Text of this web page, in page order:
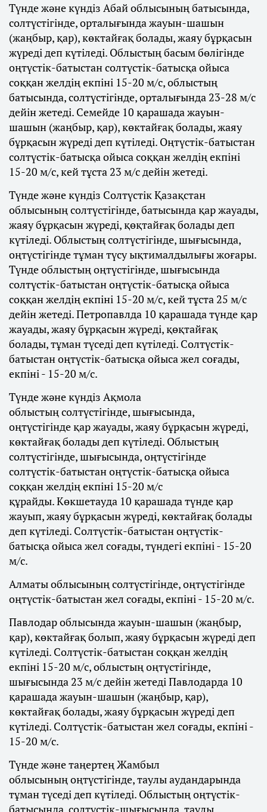
Түнде және күндіз Абай облысының батысында,
солтүстігінде, орталығында жауын-шашын
(жаңбыр, қар), көктайғақ болады, жаяу бұрқасын
жүреді деп күтіледі. Облыстың басым бөлігінде
оңтүстік-батыстан солтүстік-батысқа ойыса
соққан желдің екпіні 15-20 м/с, облыстың
батысында, солтүстігінде, орталығында 23-28 м/с
дейін жетеді. Семейде 10 қарашада жауын-
шашын (жаңбыр, қар), көктайғақ болады, жаяу
бұрқасын жүреді деп күтіледі. Оңтүстік-батыстан
солтүстік-батысқа ойыса соққан желдің екпіні
15-20 м/с, кей тұста 23 м/с дейін жетеді.
Түнде және күндіз Солтүстік Қазақстан
облысының солтүстігінде, батысында қар жауады,
жаяу бұрқасын жүреді, қөқтайғақ болады деп
күтіледі. Облыстың солтүстігінде, шығысында,
оңтүстігінде тұман түсу ықтималдылығы жоғары.
Түнде облыстың оңтүстігінде, шығысында
солтүстік-батыстан оңтүстік-батысқа ойыса
соққан желдің екпіні 15-20 м/с, кей тұста 25 м/с
дейін жетеді. Петропавлда 10 қарашада түнде қар
жауады, жаяу бұрқасын жүреді, қөқтайғақ
болады, тұман түседі деп күтіледі. Солтүстік-
батыстан оңтүстік-батысқа ойыса жел соғады,
екпіні - 15-20 м/с.
Түнде және күндіз Ақмола
облыстың солтүстігінде, шығысында,
оңтүстігінде қар жауады, жаяу бұрқасын жүреді,
көктайғақ болады деп күтіледі. Облыстың
солтүстігінде, шығысында, оңтүстігінде
солтүстік-батыстан оңтүстік-батысқа ойыса
соққан желдің екпіні 15-20 м/с
құрайды. Көкшетауда 10 қарашада түнде қар
жауып, жаяу бұрқасын жүреді, көктайғақ болады
деп күтіледі. Солтүстік-батыстан оңтүстік-
батысқа ойыса жел соғады, түндегі екпіні - 15-20
м/с.
Алматы облысының солтүстігінде, оңтүстігінде
оңтүстік-батыстан жел соғады, екпіні - 15-20 м/с.
Павлодар облысында жауын-шашын (жаңбыр,
қар), көктайғақ болып, жаяу бұрқасын жүреді деп
күтіледі. Солтүстік-батыстан соққан желдің
екпіні 15-20 м/с, облыстың оңтүстігінде,
шығысында 23 м/с дейін жетеді Павлодарда 10
қарашада жауын-шашын (жаңбыр, қар),
көктайғақ болады, жаяу бұрқасын жүреді деп
күтіледі. Солтүстік-батыстан жел соғады, екпіні -
15-20 м/с.
Түнде және таңертең Жамбыл
облысының оңтүстігінде, таулы аудандарында
тұман түседі деп күтіледі. Облыстың оңтүстік-
батысында, солтүстік-шығысында, таулы